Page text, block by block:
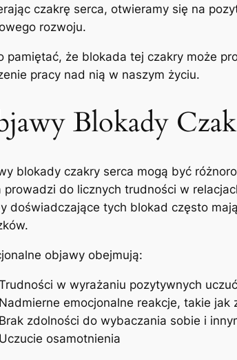
czakrę serca, otwieramy się na
rozwoju.
pamiętać, że blokada tej czakry może
pracy nad nią w naszym życiu.
Blokady
blokady czakry serca mogą być
prowadzi do licznych trudności w
doświadczające tych blokad często
objawy obejmują:
w wyrażaniu pozytywnych uczuć
Nadmierne emocjonalne reakcje, takie jak
Brak zdolności do wybaczania sobie i
Uczucie osamotnienia